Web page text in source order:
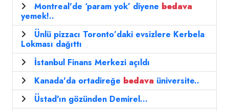
Montreal'de ‘param yok’ diyene bedava
yemek!..
Ünlü pizzacı Toronto’daki evsizlere Kerbela
Lokması dağıttı
İstanbul Finans Merkezi açıldı
Kanada'da ortadireğe bedava üniversite..
Üstad'ın gözünden Demirel...